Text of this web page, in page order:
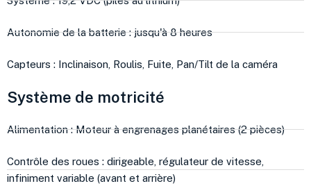
Autonomie de la batterie : jusqu'à 8 heures
Capteurs : Inclinaison, Roulis, Fuite, Pan/Tilt de la caméra
Système de motricité
Alimentation : Moteur à engrenages planétaires (2 pièces)
Contrôle des roues : dirigeable, régulateur de vitesse,
infiniment variable (avant et arrière)